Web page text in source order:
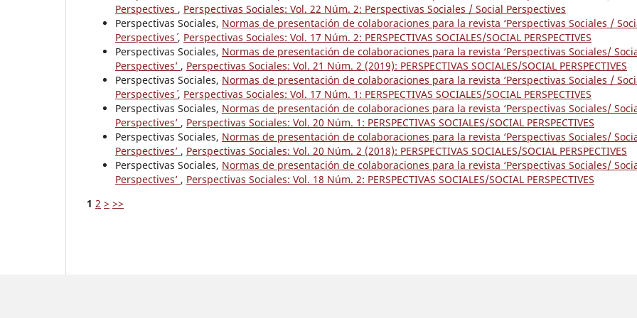
Perspectives , Perspectivas Sociales: Vol. 22 Núm. 2: Perspectivas Sociales / Social Perspectives
Perspectivas Sociales, Normas de presentación de colaboraciones para la revista ‘Perspectivas Sociales /
Perspectives´, Perspectivas Sociales: Vol. 17 Núm. 2: PERSPECTIVAS SOCIALES/SOCIAL PERSPECTIVES
Perspectivas Sociales, Normas de presentación de colaboraciones para la revista ‘Perspectivas Sociales/
Perspectives’ , Perspectivas Sociales: Vol. 21 Núm. 2 (2019): PERSPECTIVAS SOCIALES/SOCIAL PERSPECTIVES
Perspectivas Sociales, Normas de presentación de colaboraciones para la revista ‘Perspectivas Sociales /
Perspectives´, Perspectivas Sociales: Vol. 17 Núm. 1: PERSPECTIVAS SOCIALES/SOCIAL PERSPECTIVES
Perspectivas Sociales, Normas de presentación de colaboraciones para la revista ‘Perspectivas Sociales/
Perspectives’ , Perspectivas Sociales: Vol. 20 Núm. 1: PERSPECTIVAS SOCIALES/SOCIAL PERSPECTIVES
Perspectivas Sociales, Normas de presentación de colaboraciones para la revista ‘Perspectivas Sociales/
Perspectives’ , Perspectivas Sociales: Vol. 20 Núm. 2 (2018): PERSPECTIVAS SOCIALES/SOCIAL PERSPECTIVES
Perspectivas Sociales, Normas de presentación de colaboraciones para la revista ‘Perspectivas Sociales/
Perspectives’ , Perspectivas Sociales: Vol. 18 Núm. 2: PERSPECTIVAS SOCIALES/SOCIAL PERSPECTIVES
1 2 > >>